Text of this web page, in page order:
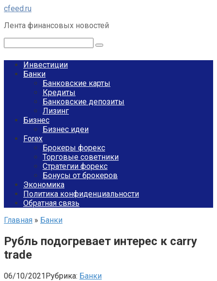
Перейти
контенту
cfeed.ru
Лента финансовых новостей
Инвестиции
Банки
Банковские карты
Кредиты
Банковские депозиты
Лизинг
Бизнес
Бизнес идеи
Forex
Брокеры форекс
Торговые советники
Стратегии форекс
Бонусы от брокеров
Экономика
Политика конфиденциальности
Обратная связь
Главная » Банки
Рубль подогревает интерес к carry
trade
06/10/2021Рубрика: Банки